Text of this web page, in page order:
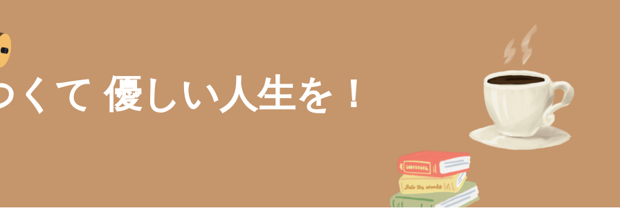
くて 優しい人生を！